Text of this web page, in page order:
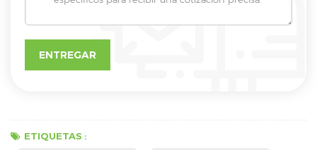
ETIQUETAS :